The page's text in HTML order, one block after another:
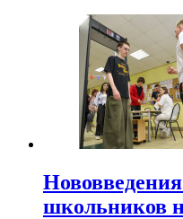
школьников